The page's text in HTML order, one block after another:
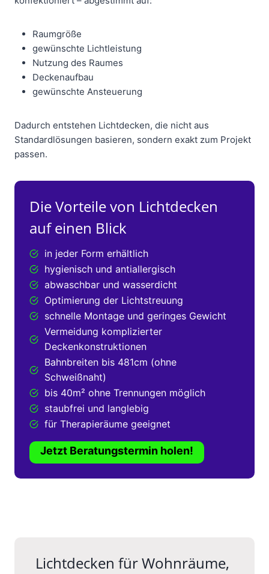
Raumgröße
gewünschte Lichtleistung
Nutzung des Raumes
Deckenaufbau
gewünschte Ansteuerung
Dadurch entstehen Lichtdecken, die nicht aus
Standardlösungen basieren, sondern exakt zum Projekt
passen.
Die Vorteile von Lichtdecken
auf einen Blick
in jeder Form erhältlich
hygienisch und antiallergisch
abwaschbar und wasserdicht
Optimierung der Lichtstreuung
schnelle Montage und geringes Gewicht
Vermeidung komplizierter
Deckenkonstruktionen
Bahnbreiten bis 481cm (ohne
Schweißnaht)
bis 40m² ohne Trennungen möglich
staubfrei und langlebig
für Therapieräume geeignet
Jetzt Beratungstermin holen!
Lichtdecken für Wohnräume,